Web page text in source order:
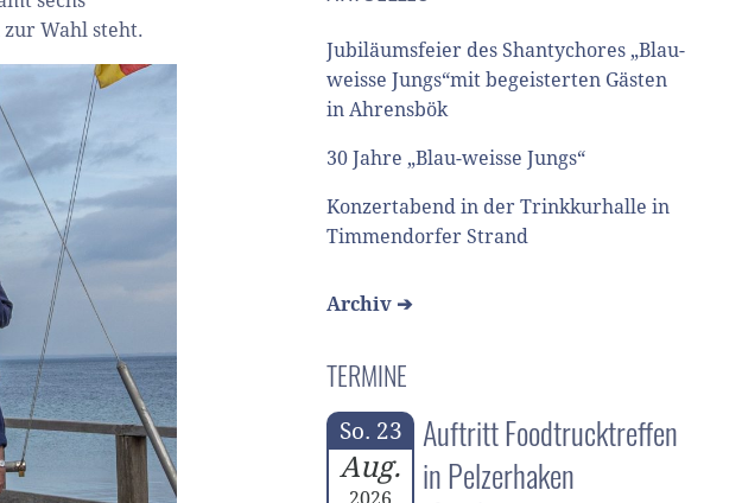
Wahl steht.
Jubiläumsfeier des Shantychores „Blau-
weisse Jungs“mit begeisterten Gästen
in Ahrensbök
30 Jahre „Blau-weisse Jungs“
Konzertabend in der Trinkkurhalle in
Timmendorfer Strand
Archiv ➔
TERMINE
So. 23
Aug.
2026
Auftritt Foodtrucktreffen
in Pelzerhaken